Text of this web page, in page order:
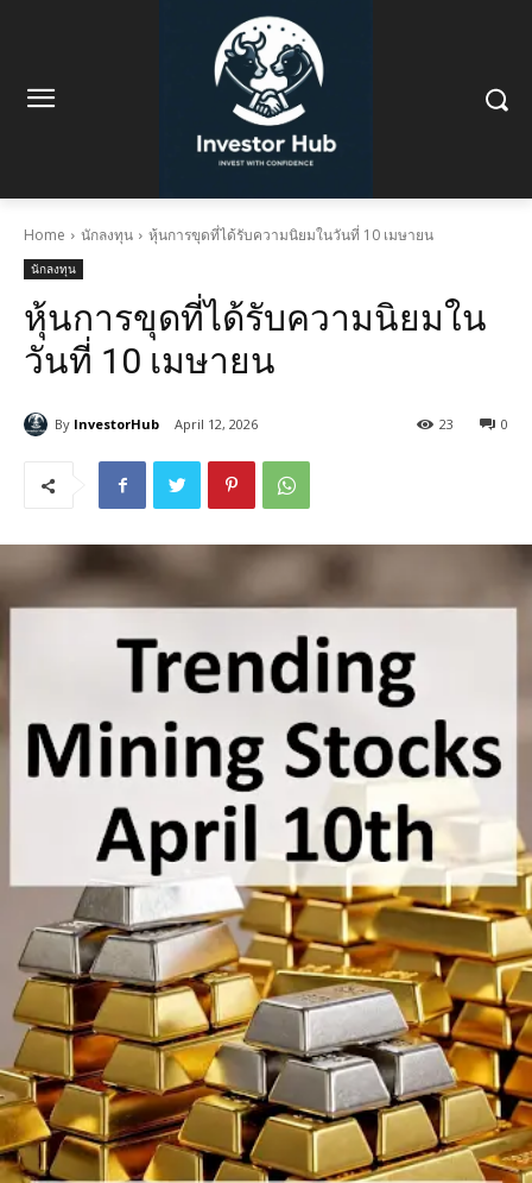
Home นักลงทุน หุ้นการขุดที่ได้รับความนิยมในวันที่ 10 เมษายน
นักลงทุน
หุ้นการขุดที่ได้รับความนิยมใน
วันที่ 10 เมษายน
By InvestorHub April 12, 2026 0
23